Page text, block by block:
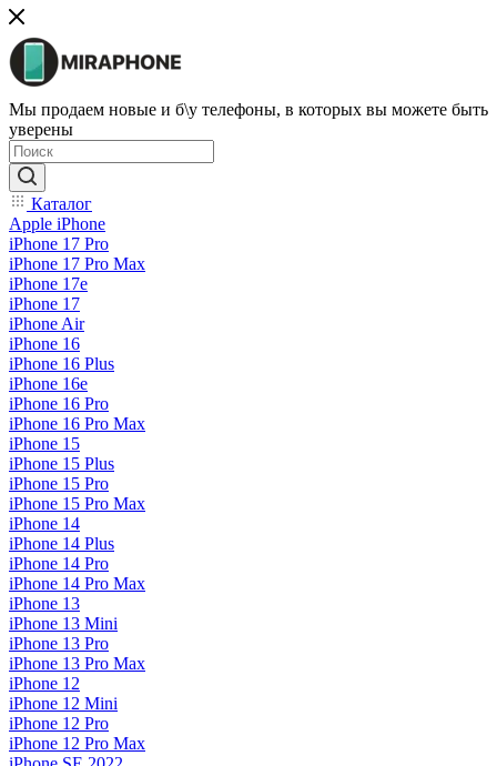
Мы продаем новые и б\у телефоны, в которых вы можете быть
уверены
Каталог
Apple iPhone
iPhone 17 Pro
iPhone 17 Pro Max
iPhone 17e
iPhone 17
iPhone Air
iPhone 16
iPhone 16 Plus
iPhone 16e
iPhone 16 Pro
iPhone 16 Pro Max
iPhone 15
iPhone 15 Plus
iPhone 15 Pro
iPhone 15 Pro Max
iPhone 14
iPhone 14 Plus
iPhone 14 Pro
iPhone 14 Pro Max
iPhone 13
iPhone 13 Mini
iPhone 13 Pro
iPhone 13 Pro Max
iPhone 12
iPhone 12 Mini
iPhone 12 Pro
iPhone 12 Pro Max